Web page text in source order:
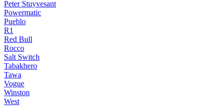
Peter Stuyvesant
Powermatic
Pueblo
R1
Red Bull
Rocco
Salt Switch
Tabakhero
Tawa
Vogue
Winston
West